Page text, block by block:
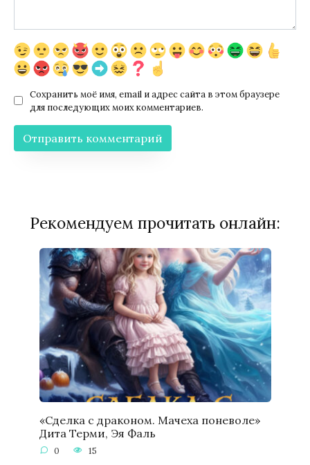
Сохранить моё имя, email и адрес сайта в этом браузере
для последующих моих комментариев.
Рекомендуем прочитать онлайн:
«Сделка с драконом. Мачеха поневоле»
Дита Терми, Эя Фаль
0 15